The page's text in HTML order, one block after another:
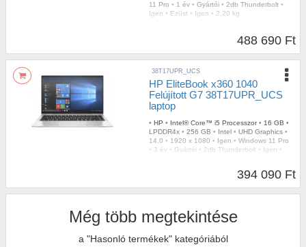
11 Pro • 1 év • Gyártói • 2db Thunderbolt •
Igen • Ezüst • Igen • 2,20 kg
488 690 Ft
38T17UPR_UCS
HP EliteBook x360 1040
Felújított G7 38T17UPR_UCS
laptop
• HP • Intel® Core™ i5 Processzor • 16 GB •
LPDDR4x • 256 GB • Intel • UHD Graphics •
14.0 • 1920 x 1080 • Igen • Windows 11 Pro
• 3 év • Gyártói • 2db Thunderbolt • Igen •
394 090 Ft
Még több megtekintése
a "Hasonló termékek" kategóriából